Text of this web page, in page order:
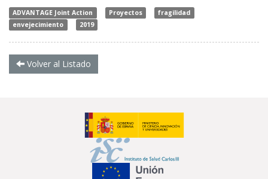
ADVANTAGE Joint Action Proyectos
fragilidad
envejecimiento
2019
Volver al Listado